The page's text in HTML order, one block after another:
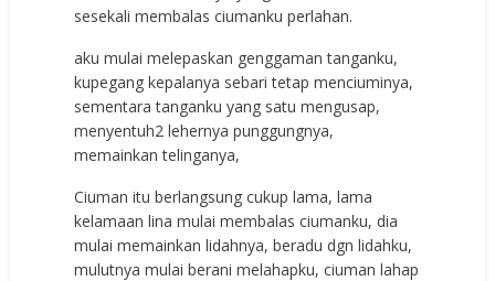
sesekali membalas ciumanku perlahan.
aku mulai melepaskan genggaman tanganku,
kupegang kepalanya sebari tetap menciuminya,
sementara tanganku yang satu mengusap,
menyentuh2 lehernya punggungnya,
memainkan telinganya,
Ciuman itu berlangsung cukup lama, lama
kelamaan lina mulai membalas ciumanku, dia
mulai memainkan lidahnya, beradu dgn lidahku,
mulutnya mulai berani melahapku, ciuman lahap